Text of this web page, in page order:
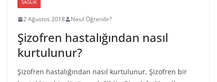
SAĞLIK
2 Ağustos 2018 Nasıl Öğrenilir?
Şizofren hastalığından nasıl
kurtulunur?
Şizofren hastalığından nasıl kurtulunur, Şizofren bir